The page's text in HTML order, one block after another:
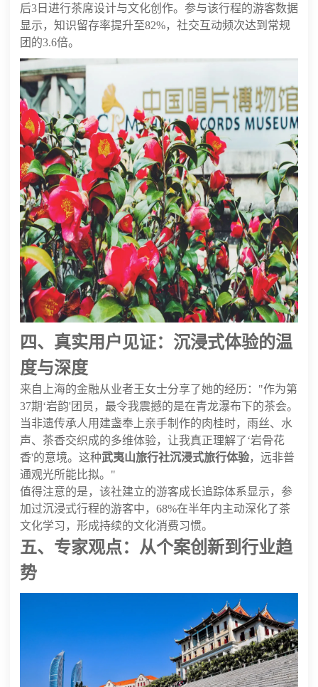
后3日进行茶席设计与文化创作。参与该行程的游客数据
显示，知识留存率提升至82%，社交互动频次达到常规
团的3.6倍。
四、真实用户见证：沉浸式体验的温
度与深度
来自上海的金融从业者王女士分享了她的经历："作为第
37期‘岩韵'团员，最令我震撼的是在青龙瀑布下的茶会。
当非遗传承人用建盏奉上亲手制作的肉桂时，雨丝、水
声、茶香交织成的多维体验，让我真正理解了‘岩骨花
香'的意境。这种武夷山旅行社沉浸式旅行体验，远非普
通观光所能比拟。"
值得注意的是，该社建立的游客成长追踪体系显示，参
加过沉浸式行程的游客中，68%在半年内主动深化了茶
文化学习，形成持续的文化消费习惯。
五、专家观点：从个案创新到行业趋
势